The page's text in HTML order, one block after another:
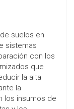
suelos en
sistemas
con los
que
la alta
la
los insumos de